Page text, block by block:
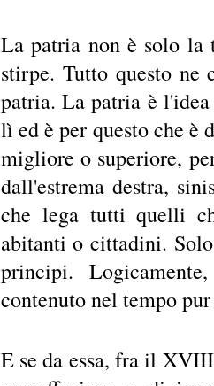
La patria non è solo la
stirpe. Tutto questo ne
patria. La patria è l'idea
lì ed è per questo che è
migliore o superiore,
dall'estrema destra,
che lega tutti quelli
abitanti o cittadini.
principi.
contenuto nel tempo
E se da essa, fra il